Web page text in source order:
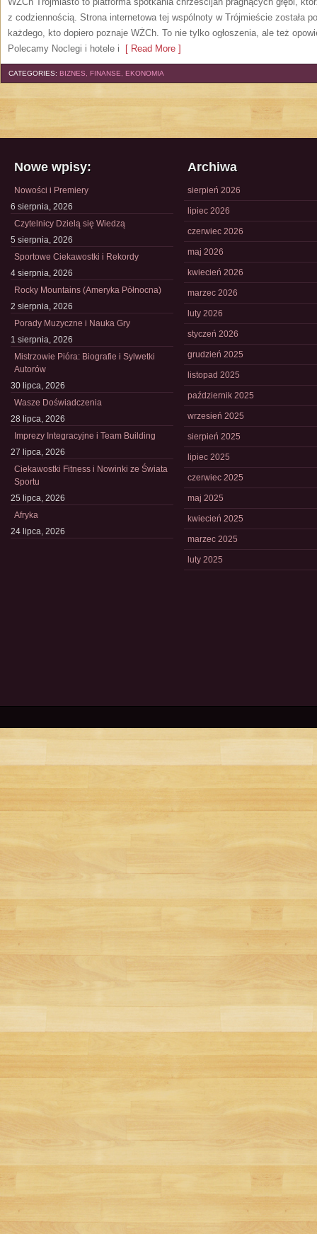
z codziennością. Strona internetowa tej wspólnoty w Trójmieście została
każdego, kto dopiero poznaje WŻCh. To nie tylko ogłoszenia, ale też
Polecamy Noclegi i hotele i [ Read More ]
CATEGORIES: BIZNES, FINANSE, EKONOMIA
Nowe wpisy:
Nowości i Premiery
6 sierpnia, 2026
Czytelnicy Dzielą się Wiedzą
5 sierpnia, 2026
Sportowe Ciekawostki i Rekordy
4 sierpnia, 2026
Rocky Mountains (Ameryka Północna)
2 sierpnia, 2026
Porady Muzyczne i Nauka Gry
1 sierpnia, 2026
Mistrzowie Pióra: Biografie i Sylwetki
Autorów
30 lipca, 2026
Wasze Doświadczenia
28 lipca, 2026
Imprezy Integracyjne i Team Building
27 lipca, 2026
Ciekawostki Fitness i Nowinki ze Świata
Sportu
25 lipca, 2026
Afryka
24 lipca, 2026
Archiwa
sierpień 2026
lipiec 2026
czerwiec 2026
maj 2026
kwiecień 2026
marzec 2026
luty 2026
styczeń 2026
grudzień 2025
listopad 2025
październik 2025
wrzesień 2025
sierpień 2025
lipiec 2025
czerwiec 2025
maj 2025
kwiecień 2025
marzec 2025
luty 2025